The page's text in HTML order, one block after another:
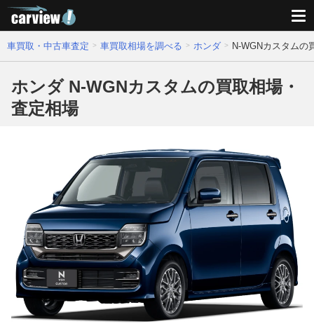
車買取・中古車査定 車買取相場を調べる ホンダ N-WGNカスタムの
ホンダ N-WGNカスタムの買取相場・
査定相場